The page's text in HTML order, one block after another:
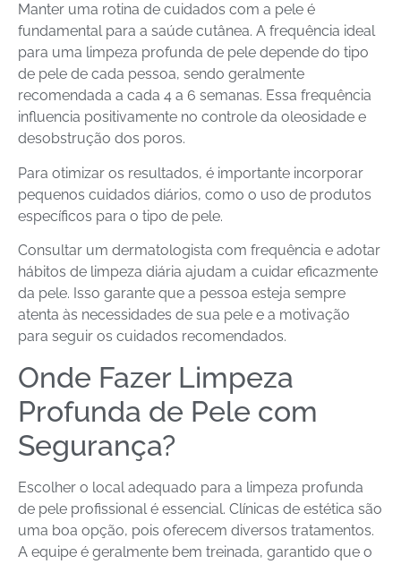
Manter uma rotina de cuidados com a pele é
fundamental para a saúde cutânea. A frequência ideal
para uma limpeza profunda de pele depende do tipo
de pele de cada pessoa, sendo geralmente
recomendada a cada 4 a 6 semanas. Essa frequência
influencia positivamente no controle da oleosidade e
desobstrução dos poros.
Para otimizar os resultados, é importante incorporar
pequenos cuidados diários, como o uso de produtos
específicos para o tipo de pele.
Consultar um dermatologista com frequência e adotar
hábitos de limpeza diária ajudam a cuidar eficazmente
da pele. Isso garante que a pessoa esteja sempre
atenta às necessidades de sua pele e a motivação
para seguir os cuidados recomendados.
Onde Fazer Limpeza
Profunda de Pele com
Segurança?
Escolher o local adequado para a limpeza profunda
de pele profissional é essencial. Clínicas de estética são
uma boa opção, pois oferecem diversos tratamentos.
A equipe é geralmente bem treinada, garantido que o